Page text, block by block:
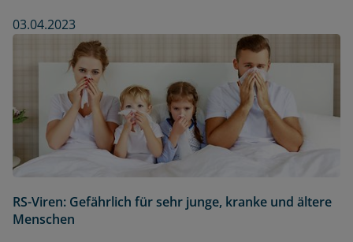
03.04.2023
RS-Viren: Gefährlich für sehr junge, kranke und ältere
Menschen